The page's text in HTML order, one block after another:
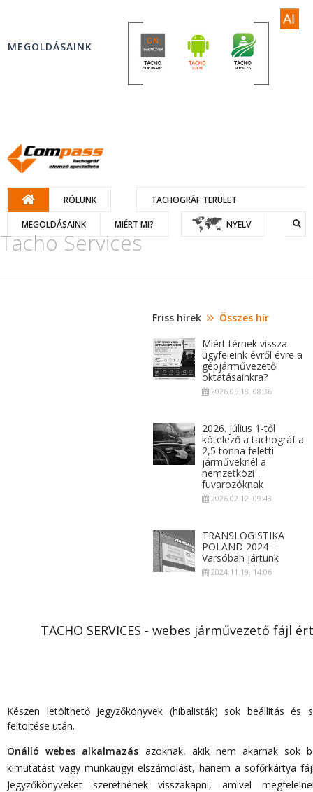
MEGOLDÁSAINK
RÓLUNK TACHOGRÁF TERÜLET
MEGOLDÁSAINK MIÉRT MI? NYELV
Tacho Services
Friss hírek
Összes hír
Miért térnek vissza
ügyfeleink évről évre a
gépjárművezetői
oktatásainkra?
2026.06.18. 08:36
2026. július 1-től
kötelező a tachográf a
2,5 tonna feletti
járműveknél a
nemzetközi
fuvarozóknak
2026.02.12. 09:43
TRANSLOGISTIKA
POLAND 2024 –
Varsóban jártunk
2024.11.19. 14:06
TACHO SERVICES - webes járművezető fájl
Készen letölthető Jegyzőkönyvek (hibalisták) sok beállítás
feltöltése után.
Önálló webes alkalmazás azoknak, akik nem akarnak sok
kimutatást vagy munkaügyi elszámolást, hanem a sofőrkártya
Jegyzőkönyveket szeretnének visszakapni, amivel